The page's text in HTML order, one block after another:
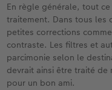
En règle générale, tout
traitement. Dans tous les
petites corrections
contraste. Les filtres et
parcimonie selon le
devrait ainsi être traité de
pour un bon ami.